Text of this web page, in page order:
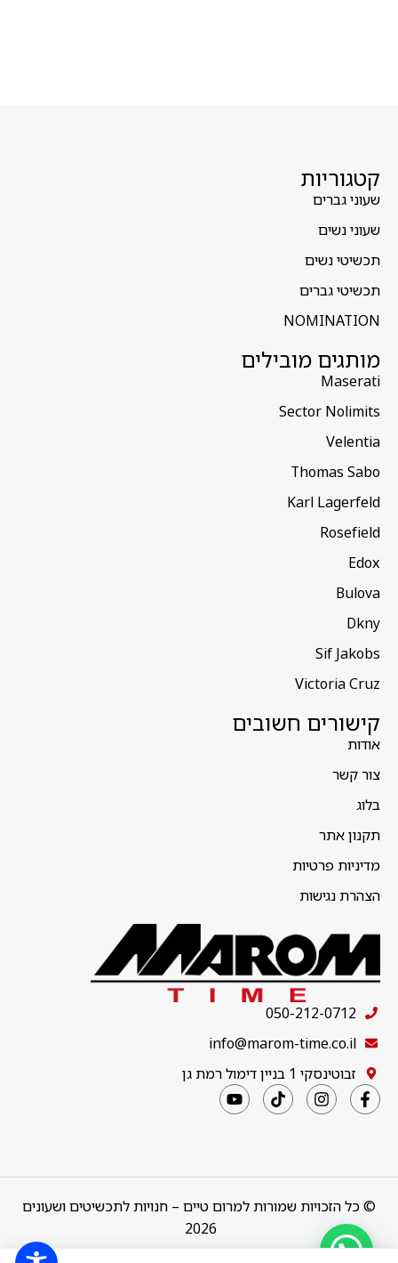
קטגוריות
שעוני גברים
שעוני נשים
תכשיטי נשים
תכשיטי גברים
NOMINATION
מותגים מובילים
Maserati
Sector Nolimits
Velentia
Thomas Sabo
Karl Lagerfeld
Rosefield
Edox
Bulova
Dkny
Sif Jakobs
Victoria Cruz
קישורים חשובים
אודות
צור קשר
בלוג
תקנון אתר
מדיניות פרטיות
הצהרת נגישות
050-212-0712
info@marom-time.co.il
זבוטינסקי 1 בניין דימול רמת גן
© כל הזכויות שמורות למרום טיים – חנויות לתכשיטים ושעונים
2026